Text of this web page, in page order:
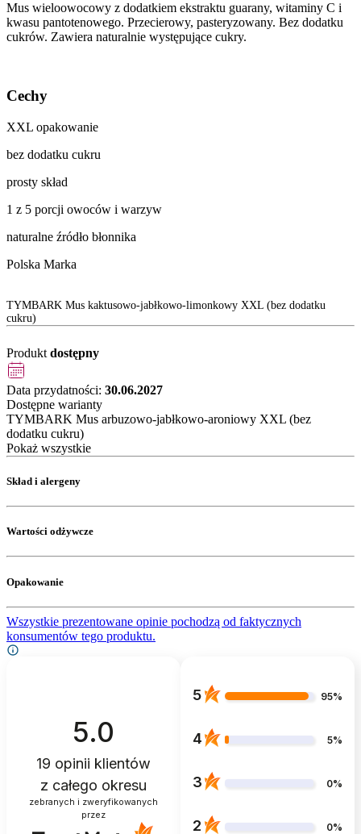
Mus wieloowocowy z dodatkiem ekstraktu guarany, witaminy C i
kwasu pantotenowego. Przecierowy, pasteryzowany. Bez dodatku
cukrów. Zawiera naturalnie występujące cukry.
Cechy
XXL opakowanie
bez dodatku cukru
prosty skład
1 z 5 porcji owoców i warzyw
naturalne źródło błonnika
Polska Marka
TYMBARK Mus kaktusowo-jabłkowo-limonkowy XXL (bez dodatku
cukru)
Produkt dostępny
Data przydatności: 30.06.2027
Dostępne warianty
TYMBARK Mus arbuzowo-jabłkowo-aroniowy XXL (bez
dodatku cukru)
Pokaż wszystkie
Skład i alergeny
Wartości odżywcze
Opakowanie
Wszystkie prezentowane opinie pochodzą od faktycznych
konsumentów tego produktu.
5.0
19 opinii klientów
z całego okresu
zebranych i zweryfikowanych
przez
5 95%
4 5%
3 0%
2 0%